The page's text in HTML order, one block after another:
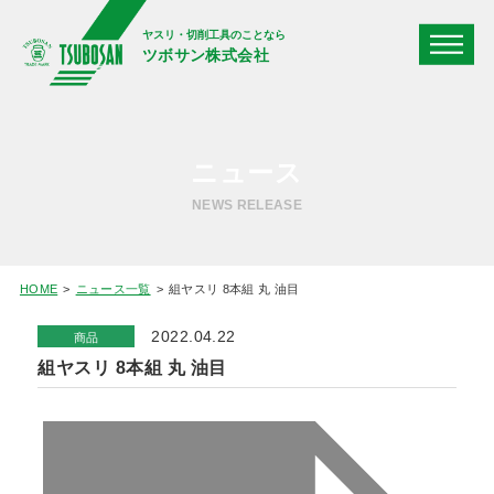
ヤスリ・切削工具のことなら
ツボサン株式会社
NEWS RELEASE
HOME ニュース一覧 組ヤスリ 8本組 丸 油目
商品 2022.04.22
組ヤスリ 8本組 丸 油目